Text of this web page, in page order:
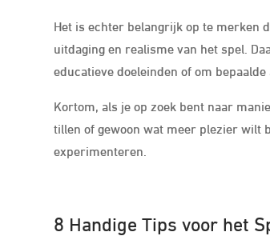
Het is echter belangrijk op te merken
uitdaging en realisme van het spel.
educatieve doeleinden of om
Kortom, als je op zoek bent naar
tillen of gewoon wat meer plezier wilt
experimenteren.
8 Handige Tips voor het